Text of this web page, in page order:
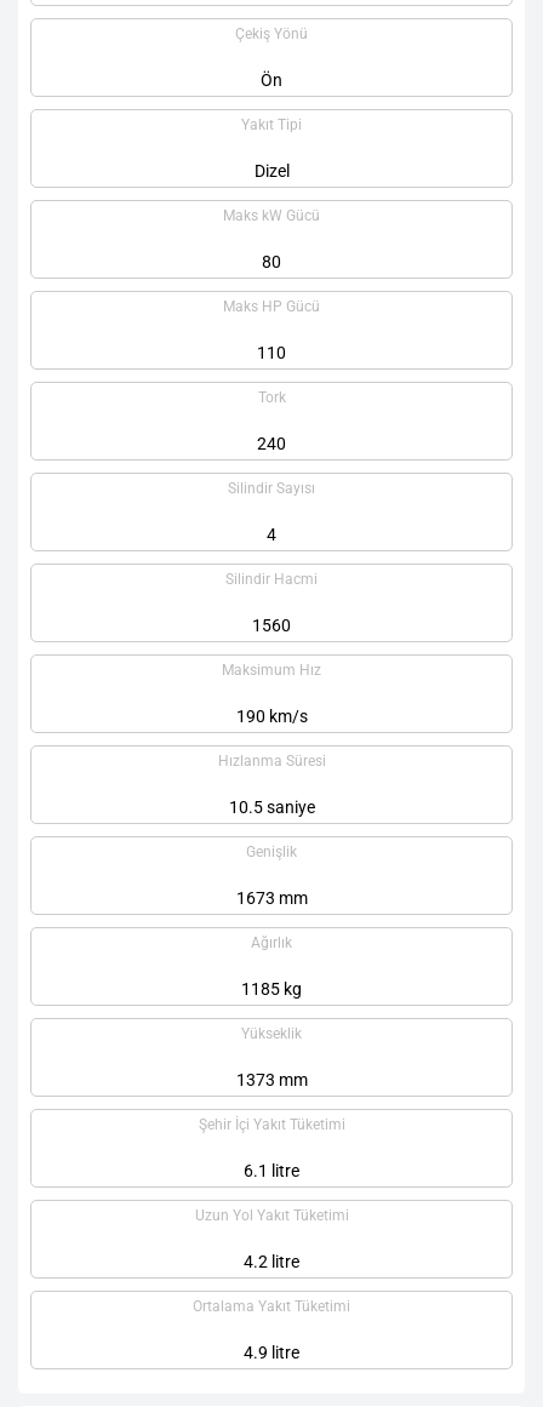
Çekiş Yönü
Ön
Yakıt Tipi
Dizel
Maks kW Gücü
80
Maks HP Gücü
110
Tork
240
Silindir Sayısı
4
Silindir Hacmi
1560
Maksimum Hız
190 km/s
Hızlanma Süresi
10.5 saniye
Genişlik
1673 mm
Ağırlık
1185 kg
Yükseklik
1373 mm
Şehir İçi Yakıt Tüketimi
6.1 litre
Uzun Yol Yakıt Tüketimi
4.2 litre
Ortalama Yakıt Tüketimi
4.9 litre